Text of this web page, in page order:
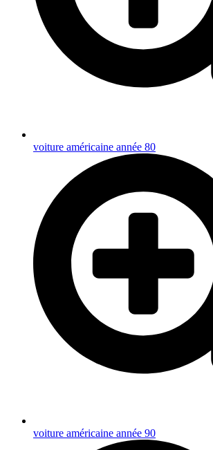
voiture américaine année 80
voiture américaine année 90